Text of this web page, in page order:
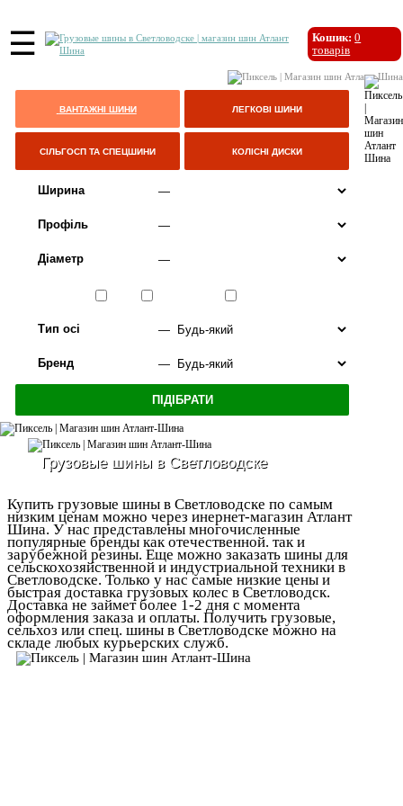
☰ Кошик: 0
товарів
ВАНТАЖНІ ШИНИ ЛЕГКОВІ ШИНИ
СІЛЬГОСП ТА СПЕЦШИНИ КОЛІСНІ ДИСКИ
Ширина
Профіль
Діаметр
Тип осі
Бренд
Грузовые шины в Светловодске
Купить грузовые шины в Светловодске по самым
низким ценам можно через инернет-магазин Атлант
Шина. У нас представлены многочисленные
популярные бренды как отечественной. так и
зарубежной резины. Еще можно заказать шины для
сельскохозяйственной и индустриальной техники в
Светловодске. Только у нас самые низкие цены и
быстрая доставка грузовых колес в Светловодск.
Доставка не займет более 1-2 дня с момента
оформления заказа и оплаты. Получить грузовые,
сельхоз или спец. шины в Светловодске можно на
складе любых курьерских служб.